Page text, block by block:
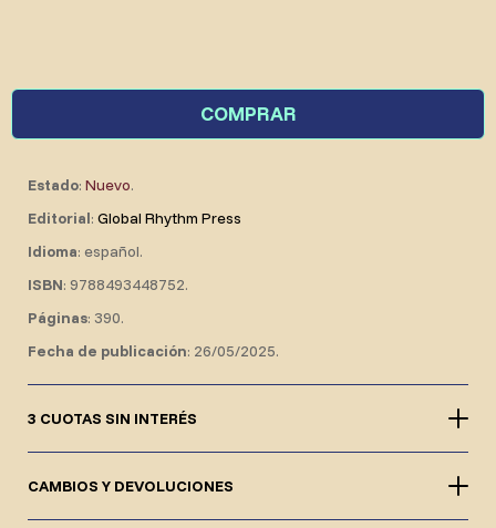
COMPRAR
Estado: Nuevo.
Editorial: Global Rhythm Press
Idioma: español.
ISBN: 9788493448752.
Páginas: 390.
Fecha de publicación: 26/05/2025.
3 CUOTAS SIN INTERÉS
CAMBIOS Y DEVOLUCIONES